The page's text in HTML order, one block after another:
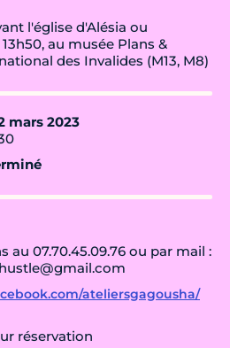
l'église d'Alésia ou
au musée Plans &
des Invalides (M13, M8)
mars 2023
au 07.70.45.09.76 ou par mail :
ateliersgagousha/
réservation